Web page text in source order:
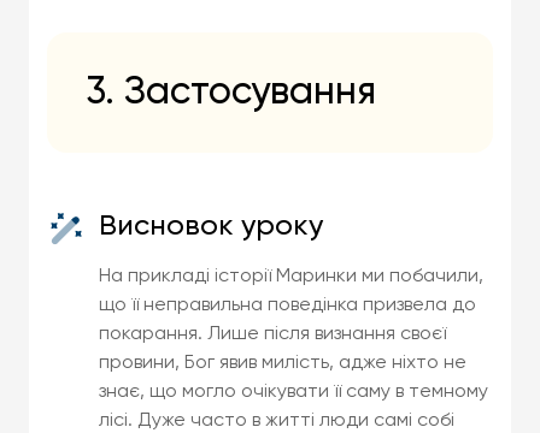
3. Застосування
Висновок уроку
На прикладі історії Маринки ми побачили,
що її неправильна поведінка призвела до
покарання. Лише після визнання своєї
провини, Бог явив милість, адже ніхто не
знає, що могло очікувати її саму в темному
лісі. Дуже часто в житті люди самі собі